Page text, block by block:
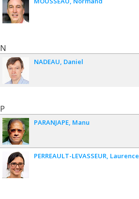
N
NADEAU Daniel
P
PARANJAPE Manu
PERREAULT-LEVASSEUR Laurence